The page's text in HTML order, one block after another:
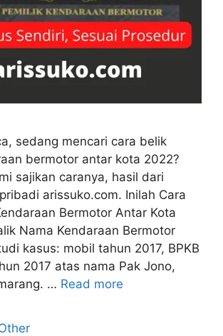
sedang mencari cara belik
bermotor antar kota 2022?
sajikan caranya, hasil dari
arissuko.com. Inilah Cara
Bermotor Antar Kota
Nama Kendaraan Bermotor
kasus: mobil tahun 2017, BPKB
2017 atas nama Pak Jono,
… Read more